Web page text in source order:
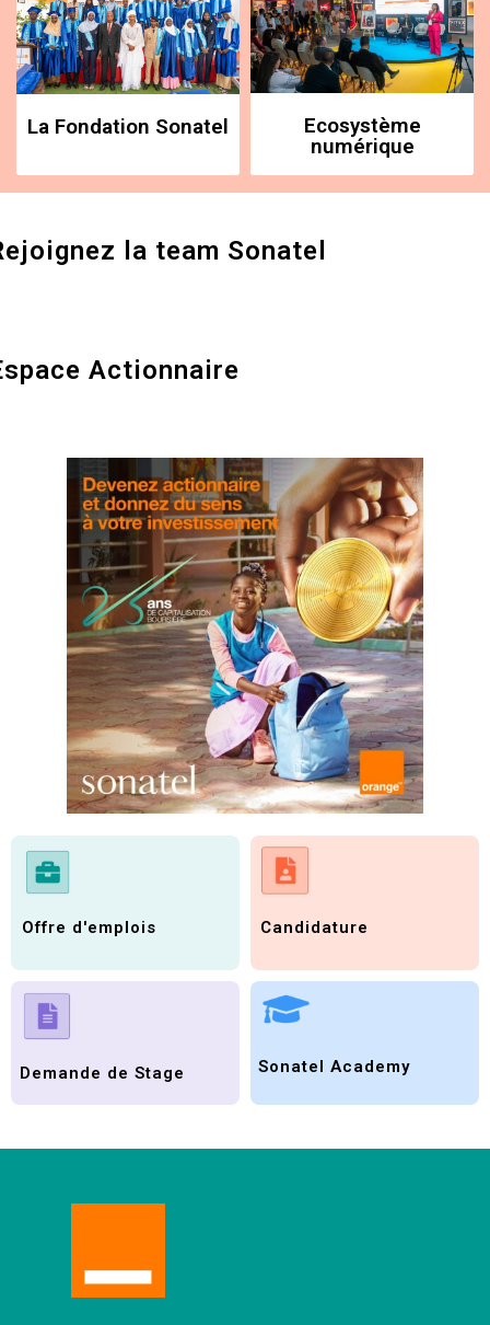
La Fondation Sonatel
Ecosystème
numérique
la team Sonatel
Actionnaire
Offre d'emplois Candidature
Demande de Stage Sonatel Academy